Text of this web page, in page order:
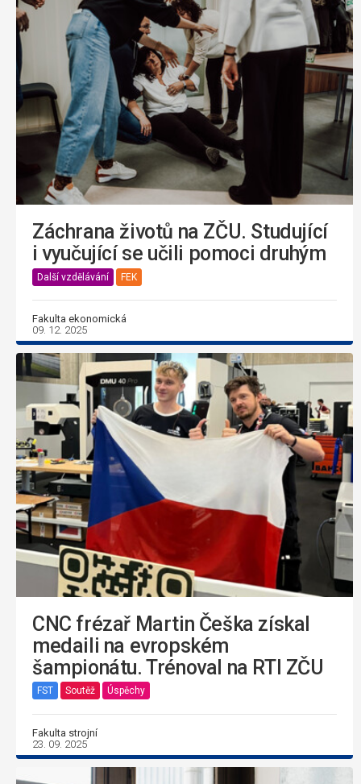
Záchrana životů na ZČU. Studující
i vyučující se učili pomoci druhým
Další vzdělávání FEK
Fakulta ekonomická
09. 12. 2025
CNC frézař Martin Češka získal
medaili na evropském
šampionátu. Trénoval na RTI ZČU
FST Soutěž Úspěchy
Fakulta strojní
23. 09. 2025